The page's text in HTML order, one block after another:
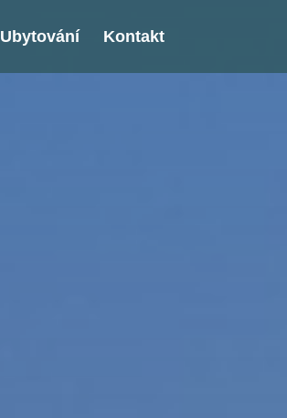
Ubytování Kontakt